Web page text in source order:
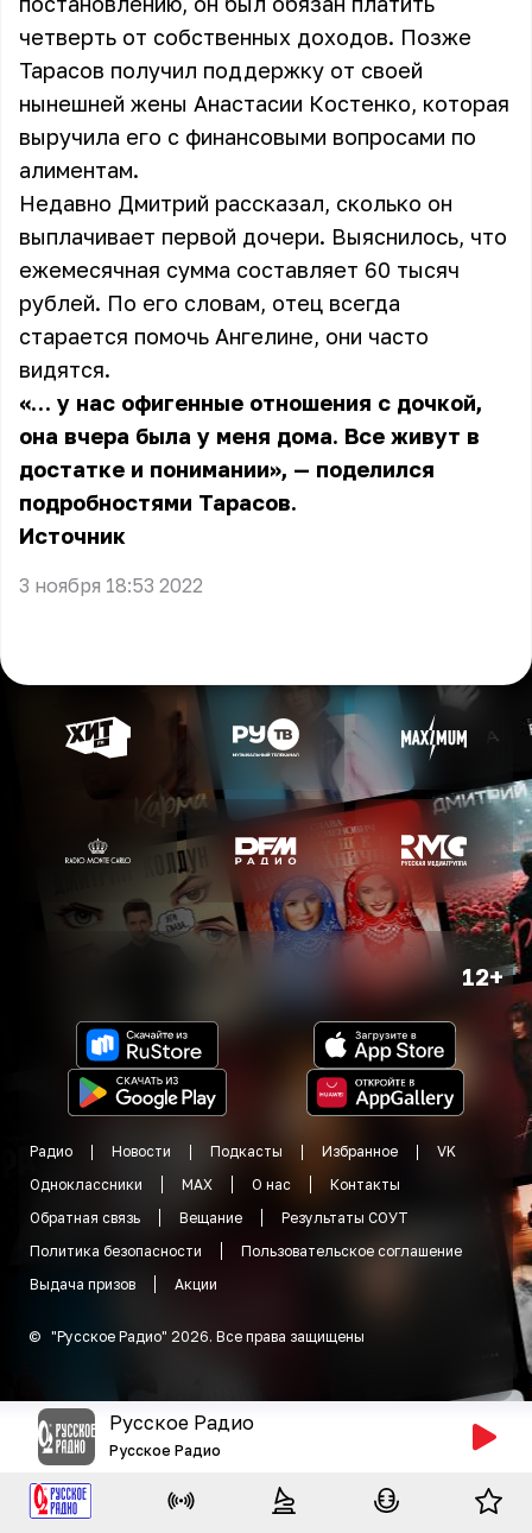
четверть от собственных доходов. Позже
Тарасов получил поддержку от своей
нынешней жены Анастасии Костенко, которая
выручила его с финансовыми вопросами по
алиментам.
Недавно Дмитрий рассказал, сколько он
выплачивает первой дочери. Выяснилось, что
ежемесячная сумма составляет 60 тысяч
рублей. По его словам, отец всегда
старается помочь Ангелине, они часто
видятся.
«… у нас офигенные отношения с дочкой,
она вчера была у меня дома. Все живут в
достатке и понимании», — поделился
подробностями Тарасов.
Источник
3 ноября 18:53 2022
12+
Радио Новости Подкасты Избранное
VK
Одноклассники
MAX О нас
Контакты
Обратная связь
Вещание
Результаты СОУТ
Политика безопасности
Пользовательское соглашение
Выдача призов
Акции
© "Русское Радио" 2026. Все права защищены
Русское Радио
Русское Радио